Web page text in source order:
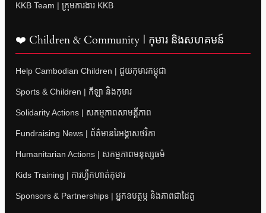
KKB Team | ក្រុមការងារ KKB
❤️ Children & Community | កុមារ និងសហគមន៍
Help Cambodian Children | ជួយកុមារកម្ពុជា
Sports & Children | កីឡា និងកុមារ
Solidarity Actions | សកម្មភាពសាមគ្គីភាព
Fundraising News | ព័ត៌មានរៃអង្គាសថវិកា
Humanitarian Actions | សកម្មភាពមនុស្សធម៌
Kids Training | ការហ្វឹកហាត់កុមារ
Sponsors & Partnerships | អ្នកឧបត្ថម្ភ និងភាពជាដៃគូ